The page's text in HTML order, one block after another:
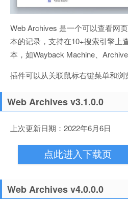
Web Archives 是一个可以查看网
本的记录，支持在10+搜索引擎上
本，如Wayback Machine、
插件可以从关联鼠标右键菜单和浏
Web Archives v3.1.0.0
上次更新日期：2022年6月6日
点此进入下载页
Web Archives v4.0.0.0